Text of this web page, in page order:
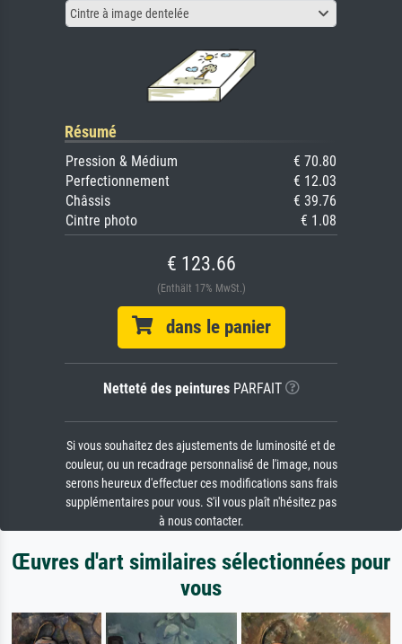
Cintre à image dentelée
Résumé
Pression & Médium
€ 70.80
Perfectionnement
€ 12.03
Châssis
€ 39.76
Cintre photo
€ 1.08
€ 123.66
(Enthält 17% MwSt.)
dans le panier
Netteté des peinturesPARFAIT
Si vous souhaitez des ajustements de luminosité et de
couleur, ou un recadrage personnalisé de l'image, nous
serons heureux d'effectuer ces modifications sans frais
supplémentaires pour vous. S'il vous plaît n'hésitez pas
à nous contacter.
Œuvres d'art similaires sélectionnées pour
vous